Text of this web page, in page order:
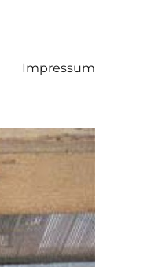
Impressum